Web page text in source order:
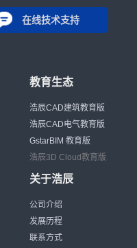
在线技术支持
教育生态
浩辰CAD建筑教育版
浩辰CAD电气教育版
GstarBIM 教育版
浩辰3D Cloud教育版
关于浩辰
公司介绍
发展历程
联系方式